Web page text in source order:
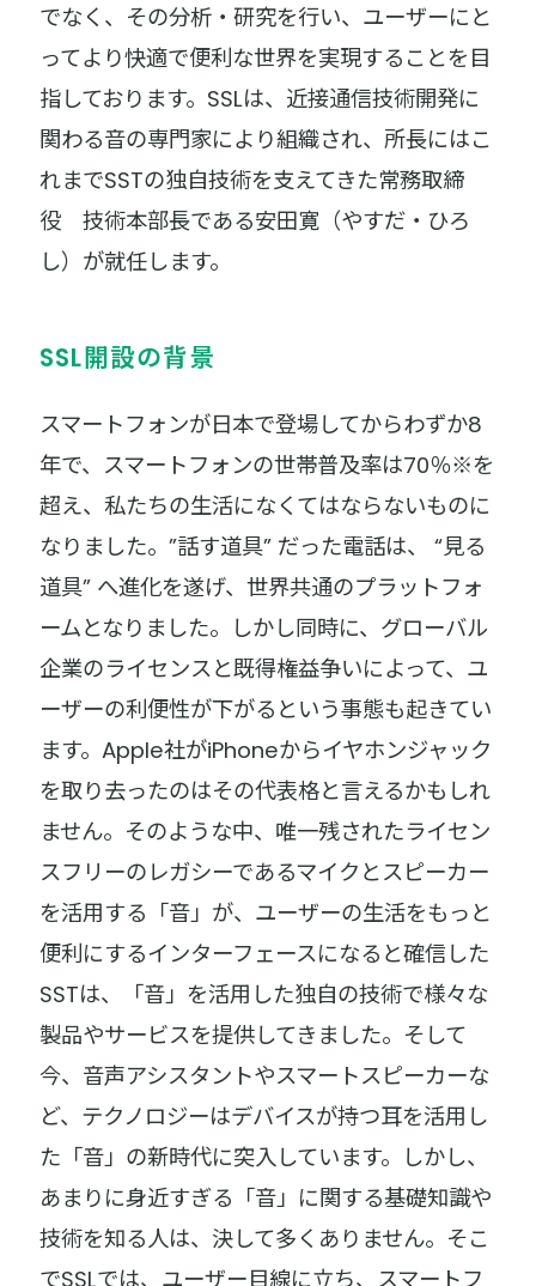
でなく、その分析・研究を行い、ユーザーにと
ってより快適で便利な世界を実現することを目
指しております。SSLは、近接通信技術開発に
関わる音の専門家により組織され、所長にはこ
れまでSSTの独自技術を支えてきた常務取締
役 技術本部長である安田寛（やすだ・ひろ
し）が就任します。
SSL開設の背景
スマートフォンが日本で登場してからわずか8
年で、スマートフォンの世帯普及率は70％※を
超え、私たちの生活になくてはならないものに
なりました。”話す道具” だった電話は、 “見る
道具” へ進化を遂げ、世界共通のプラットフォ
ームとなりました。しかし同時に、グローバル
企業のライセンスと既得権益争いによって、ユ
ーザーの利便性が下がるという事態も起きてい
ます。Apple社がiPhoneからイヤホンジャック
を取り去ったのはその代表格と言えるかもしれ
ません。そのような中、唯一残されたライセン
スフリーのレガシーであるマイクとスピーカー
を活用する「音」が、ユーザーの生活をもっと
便利にするインターフェースになると確信した
SSTは、「音」を活用した独自の技術で様々な
製品やサービスを提供してきました。そして
今、音声アシスタントやスマートスピーカーな
ど、テクノロジーはデバイスが持つ耳を活用し
た「音」の新時代に突入しています。しかし、
あまりに身近すぎる「音」に関する基礎知識や
技術を知る人は、決して多くありません。そこ
でSSLでは、ユーザー目線に立ち、スマートフ